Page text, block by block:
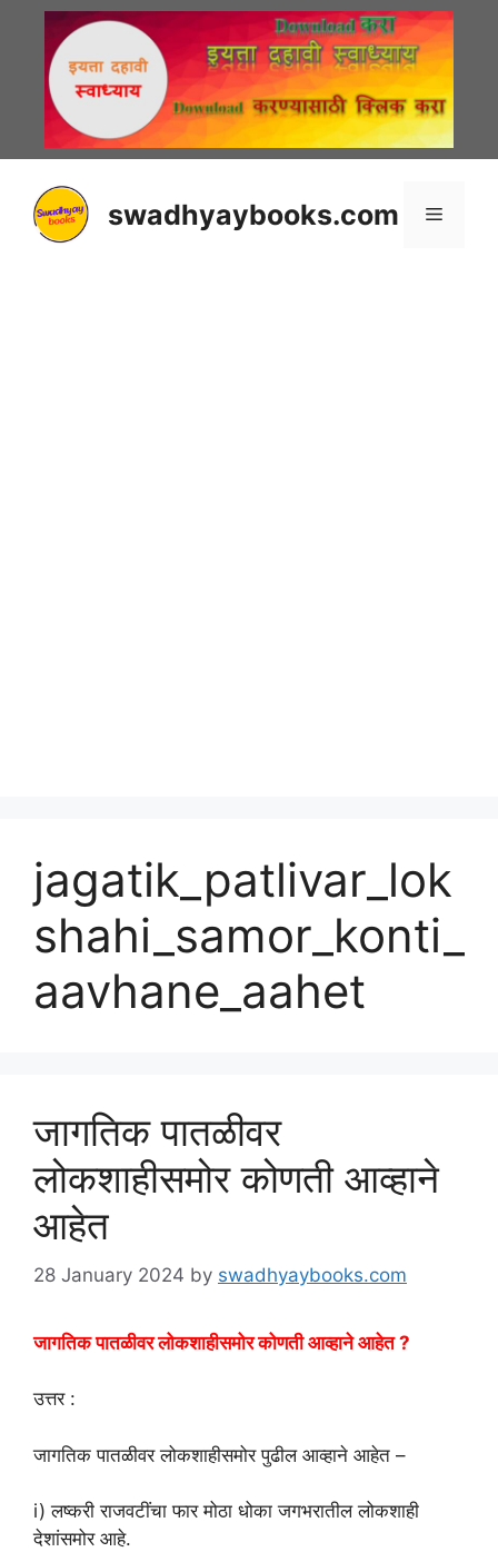
content
swadhyaybooks.com Menu
jagatik_patlivar_lok
shahi_samor_konti_
aavhane_aahet
जागतिक पातळीवर
लोकशाहीसमोर कोणती आव्हाने
आहेत
28 January 2024 by swadhyaybooks.com
जागतिक पातळीवर लोकशाहीसमोर कोणती आव्हाने आहेत ?
उत्तर :
जागतिक पातळीवर लोकशाहीसमोर पुढील आव्हाने आहेत –
i) लष्करी राजवटींचा फार मोठा धोका जगभरातील लोकशाही
देशांसमोर आहे.